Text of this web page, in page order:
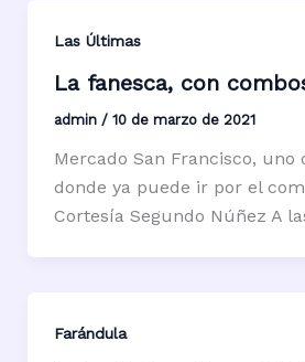
Las Últimas
La fanesca, con
admin / 10 de marzo de 2021
Mercado San Francisco, uno
donde ya puede ir por el
Cortesía Segundo Núñez A
Farándula